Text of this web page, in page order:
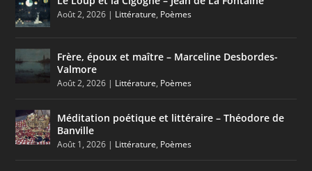
Août 2, 2026 | Littérature, Poèmes
Frère, époux et maître – Marceline Desbordes-
Valmore
Août 2, 2026 | Littérature, Poèmes
Méditation poétique et littéraire – Théodore de
Banville
Août 1, 2026 | Littérature, Poèmes